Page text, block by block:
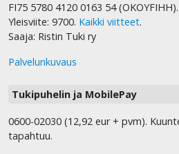
FI75 5780 4120 0163 54 (OKOYFIHH).
Yleisviite: 9700. Kaikki viitteet.
Saaja: Ristin Tuki ry
Palvelunkuvaus
Tukipuhelin ja MobilePay
0600-02030 (12,92 eur + pvm).
tapahtuu.